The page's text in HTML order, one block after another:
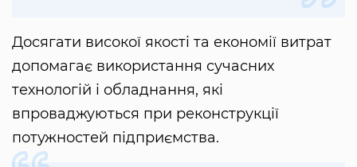
Досягати високої якості та економії витрат
допомагає використання сучасних
технологій і обладнання, які
впроваджуються при реконструкції
потужностей підприємства.